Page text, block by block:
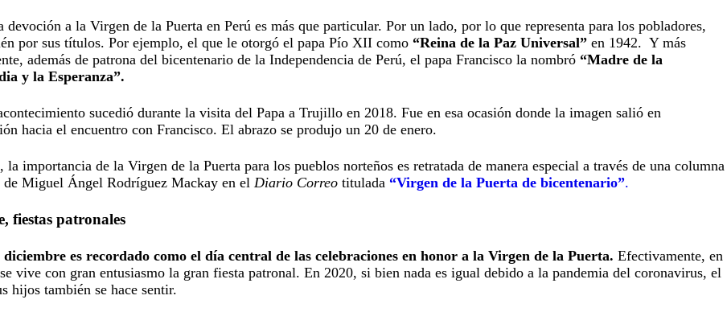
devoción a la Virgen de la Puerta en Perú es más que particular. Por un lado, por lo que representa para los pobladores,
por sus títulos. Por ejemplo, el que le otorgó el papa Pío XII como“Reina de la Paz Universal”en 1942. Y más
además de patrona del bicentenario de la Independencia de Perú, el papa Francisco la nombró “Madre de la
y la Esperanza”.
sucedió durante la visita del Papa a Trujillo en 2018. Fue en esa ocasión donde la imagen salió en
hacia el encuentro con Francisco. El abrazo se produjo un 20 de enero.
la importancia de la Virgen de la Puerta para los pueblos norteños es retratada de manera especial a través de una columna
de Miguel Ángel Rodríguez Mackay en el Diario Correotitulada “Virgen de la Puerta de bicentenario”.
fiestas patronales
diciembre es recordado como el día central de las celebraciones en honor a la Virgen de la Puerta. Efectivamente, en
vive con gran entusiasmo la gran fiesta patronal. En 2020, si bien nada es igual debido a la pandemia del coronavirus, el
hijos también se hace sentir.